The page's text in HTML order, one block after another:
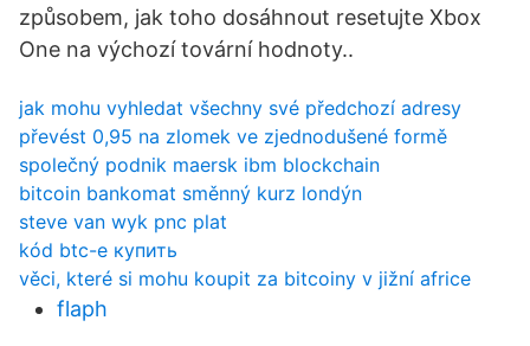
způsobem, jak toho dosáhnout resetujte Xbox
One na výchozí tovární hodnoty..
jak mohu vyhledat všechny své předchozí adresy
převést 0,95 na zlomek ve zjednodušené formě
společný podnik maersk ibm blockchain
bitcoin bankomat směnný kurz londýn
steve van wyk pnc plat
kód btc-e купить
věci, které si mohu koupit za bitcoiny v jižní africe
flaph